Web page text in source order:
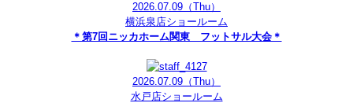
2026.07.09 （Thu）
横浜泉店ショールーム
＊第7回ニッカホーム関東 フットサル大会＊
2026.07.09 （Thu）
水戸店ショールーム